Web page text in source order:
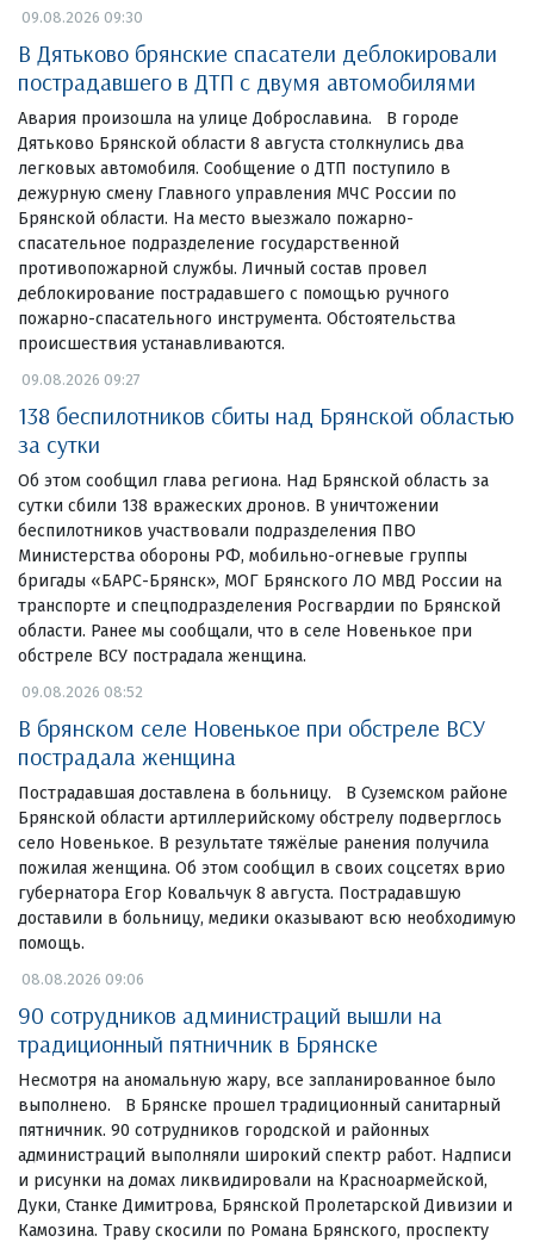
09.08.2026 09:30
В Дятьково брянские спасатели деблокировали
пострадавшего в ДТП с двумя автомобилями
Авария произошла на улице Доброславина. В городе
Дятьково Брянской области 8 августа столкнулись два
легковых автомобиля. Сообщение о ДТП поступило в
дежурную смену Главного управления МЧС России по
Брянской области. На место выезжало пожарно-
спасательное подразделение государственной
противопожарной службы. Личный состав провел
деблокирование пострадавшего с помощью ручного
пожарно-спасательного инструмента. Обстоятельства
происшествия устанавливаются.
09.08.2026 09:27
138 беспилотников сбиты над Брянской областью
за сутки
Об этом сообщил глава региона. Над Брянской область за
сутки сбили 138 вражеских дронов. В уничтожении
беспилотников участвовали подразделения ПВО
Министерства обороны РФ, мобильно-огневые группы
бригады «БАРС-Брянск», МОГ Брянского ЛО МВД России на
транспорте и спецподразделения Росгвардии по Брянской
области. Ранее мы сообщали, что в селе Новенькое при
обстреле ВСУ пострадала женщина.
09.08.2026 08:52
В брянском селе Новенькое при обстреле ВСУ
пострадала женщина
Пострадавшая доставлена в больницу. В Суземском районе
Брянской области артиллерийскому обстрелу подверглось
село Новенькое. В результате тяжёлые ранения получила
пожилая женщина. Об этом сообщил в своих соцсетях врио
губернатора Егор Ковальчук 8 августа. Пострадавшую
доставили в больницу, медики оказывают всю необходимую
помощь.
08.08.2026 09:06
90 сотрудников администраций вышли на
традиционный пятничник в Брянске
Несмотря на аномальную жару, все запланированное было
выполнено. В Брянске прошел традиционный санитарный
пятничник. 90 сотрудников городской и районных
администраций выполняли широкий спектр работ. Надписи
и рисунки на домах ликвидировали на Красноармейской,
Дуки, Станке Димитрова, Брянской Пролетарской Дивизии и
Камозина. Траву скосили по Романа Брянского, проспекту